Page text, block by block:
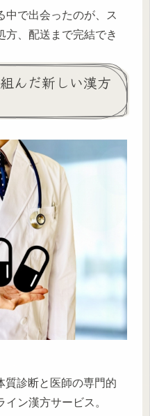
で出会ったのが、ス
方、配送まで完結でき
んだ新しい漢方
質診断と医師の専門的
ン漢方サービス。